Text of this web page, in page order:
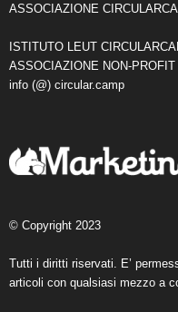
ASSOCIAZIONE
ISTITUTO LEUT
ASSOCIAZIONE NON-PROFIT
info (@) circular.camp
© Copyright 2023
Tutti i diritti riservati. E’
articoli con qualsiasi mezzo a